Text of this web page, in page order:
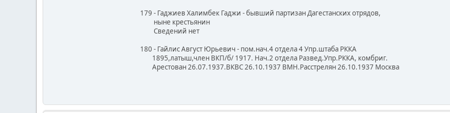
179 - Гаджиев Халимбек Гаджи - бывший партизан Дагестанских отрядов,
ныне крестьянин
Сведений нет
180 - Гайлис Август Юрьевич - пом.нач.4 отдела 4 Упр.штаба РККА
1895,латыш,член ВКП/б/ 1917. Нач.2 отдела Развед.Упр.РККА, комбриг.
Арестован 26.07.1937.ВКВС 26.10.1937 ВМН.Расстрелян 26.10.1937 Москва